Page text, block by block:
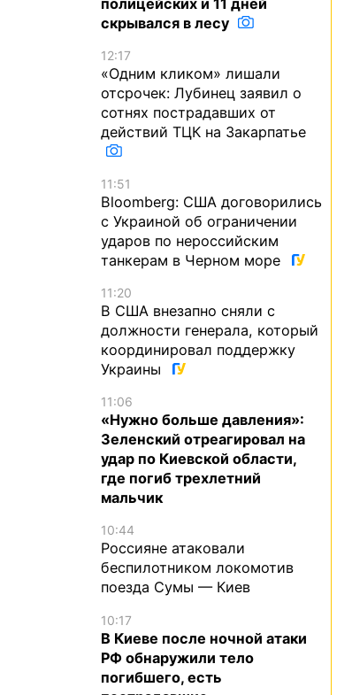
скрывался в лесу
12:17
«Одним кликом» лишали
отсрочек: Лубинец заявил о
сотнях пострадавших от
действий ТЦК на Закарпатье
11:51
Bloomberg: США договорились
с Украиной об ограничении
ударов по нероссийским
танкерам в Черном море
11:20
В США внезапно сняли с
должности генерала, который
координировал поддержку
Украины
11:06
«Нужно больше давления»:
Зеленский отреагировал на
удар по Киевской области,
где погиб трехлетний
мальчик
10:44
Россияне атаковали
беспилотником локомотив
поезда Сумы — Киев
10:17
В Киеве после ночной атаки
РФ обнаружили тело
погибшего, есть